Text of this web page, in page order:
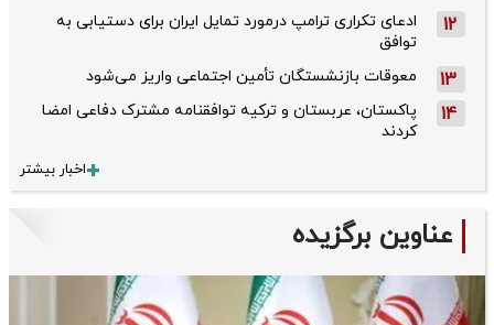
12
ادعای تکراری ترامپ درمورد تمایل ایران برای دستیابی به
توافق
13 معوقات بازنشستگان تأمین اجتماعی واریز می‌شود
14
پاکستان، عربستان و ترکیه توافقنامه مشترک دفاعی امضا
کردند
اخبار بیشتر
عناوین برگزیده